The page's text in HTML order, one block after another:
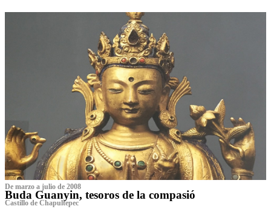
De marzo a julio de 2008
Buda Guanyin, tesoros de la compasió
Castillo de Chapultepec